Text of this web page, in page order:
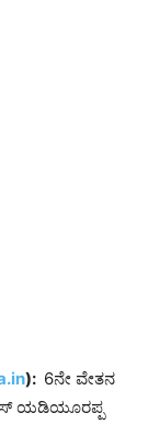
): 6ನೇ ವೇತನ
ಯಡಿಯೂರಪ್ಪ